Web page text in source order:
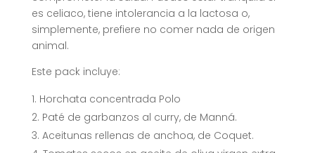
es celiaco, tiene intolerancia a la lactosa o,
simplemente, prefiere no comer nada de origen
animal.
Este pack incluye:
Horchata concentrada Polo
Paté de garbanzos al curry, de Manná.
Aceitunas rellenas de anchoa, de Coquet.